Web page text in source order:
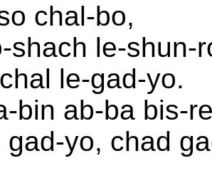
chal-bo,
shach le-shun-
le-gad-yo.
bin ab-ba bis-
gad-yo, chad